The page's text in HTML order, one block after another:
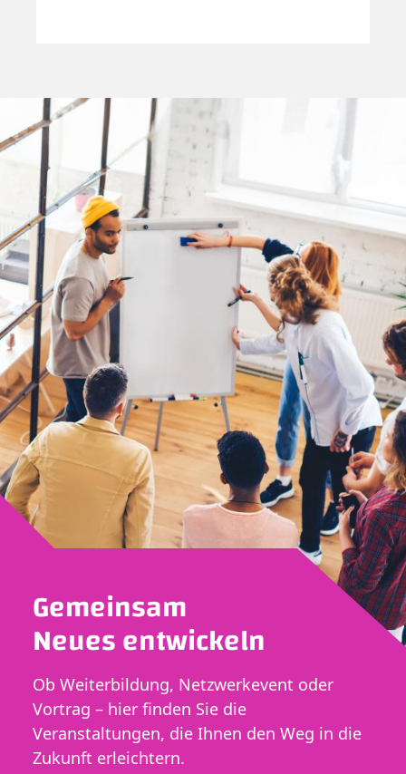
Gemeinsam
Neues entwickeln
Ob Weiterbildung, Netzwerkevent oder
Vortrag – hier finden Sie die
Veranstaltungen, die Ihnen den Weg in die
Zukunft erleichtern.